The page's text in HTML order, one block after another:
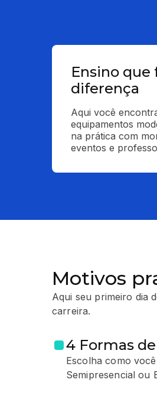
Ensino que
diferença
Aqui você
equipamentos
na prática com
eventos e
Motivos
Aqui seu primeiro dia
carreira.
4 Formas
Escolha como
Semipresencial ou